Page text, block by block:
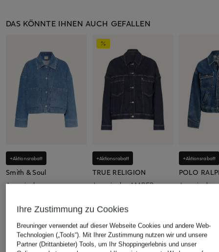
DAS KÖNNTE IHNEN AUCH GEFALLEN
+Aktionsrabatt
Smith & Soul
Jeansjacke
Bestpreis:67,99 €
+Aktionsrabatt
TRUE RELIGION
Jeansjacke AMBER
Bestpreis:279,99 €
+Aktionsrabatt
POLO
Jeansjacke
Ihre Zustimmung zu Cookies
Breuninger verwendet auf dieser Webseite Cookies und andere Web-
Technologien („Tools“). Mit Ihrer Zustimmung nutzen wir und unsere
Partner (Drittanbieter) Tools, um Ihr Shoppingerlebnis und unser